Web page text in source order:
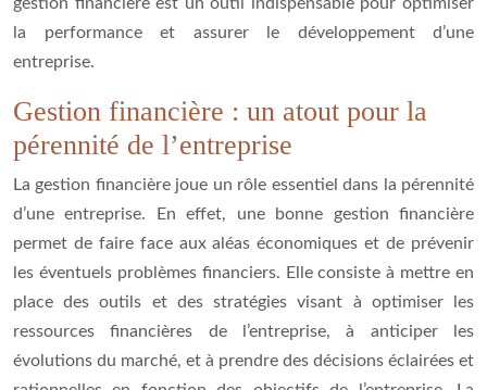
la performance et assurer le développement d’une
entreprise.
Gestion financière : un atout pour la
pérennité de l’entreprise
La gestion financière joue un rôle essentiel dans la pérennité
d’une entreprise. En effet, une bonne gestion financière
permet de faire face aux aléas économiques et de prévenir
les éventuels problèmes financiers. Elle consiste à mettre en
place des outils et des stratégies visant à optimiser les
ressources financières de l’entreprise, à anticiper les
évolutions du marché, et à prendre des décisions éclairées et